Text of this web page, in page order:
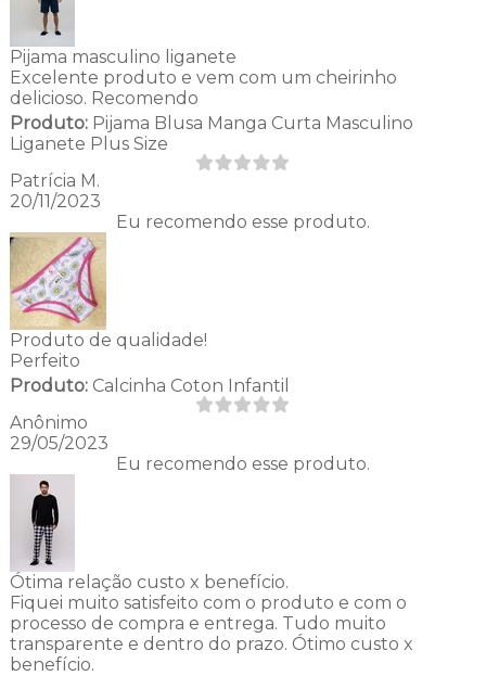
Pijama masculino liganete
Excelente produto e vem com um cheirinho
delicioso. Recomendo
Produto:Pijama Blusa Manga Curta Masculino
Liganete Plus Size
Patrícia M.
20/11/2023
Eu recomendo esse produto.
Produto de qualidade!
Perfeito
Produto:Calcinha Coton Infantil
Anônimo
29/05/2023
Eu recomendo esse produto.
Ótima relação custo x benefício.
Fiquei muito satisfeito com o produto e com o
processo de compra e entrega. Tudo muito
transparente e dentro do prazo. Ótimo custo x
benefício.